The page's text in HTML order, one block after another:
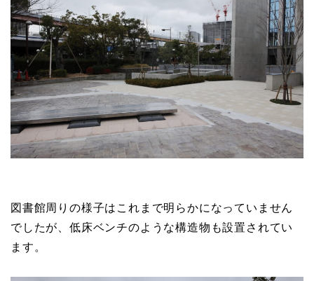
図書館周りの様子はこれまで明らかになっていません
でしたが、低床ベンチのような構造物も設置されてい
ます。